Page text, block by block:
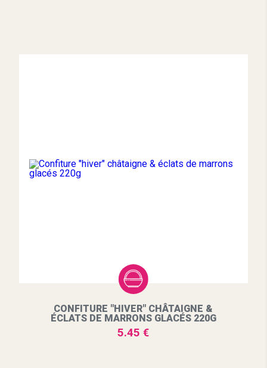
CONFITURE "HIVER" CHÂTAIGNE &
ÉCLATS DE MARRONS GLACÉS 220G
5.45 €